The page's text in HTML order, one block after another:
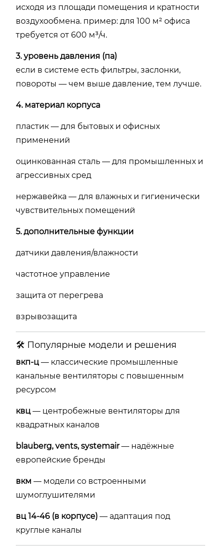
исходя из площади помещения и кратности
воздухообмена. пример: для 100 м² офиса
требуется от 600 м³/ч.
3. уровень давления (па)
если в системе есть фильтры, заслонки,
повороты — чем выше давление, тем лучше.
4. материал корпуса
пластик — для бытовых и офисных
применений
оцинкованная сталь — для промышленных и
агрессивных сред
нержавейка — для влажных и гигиенически
чувствительных помещений
5. дополнительные функции
датчики давления/влажности
частотное управление
защита от перегрева
взрывозащита
🛠 Популярные модели и решения
вкп-ц — классические промышленные
канальные вентиляторы с повышенным
ресурсом
квц — центробежные вентиляторы для
квадратных каналов
blauberg, vents, systemair— надёжные
европейские бренды
вкм — модели со встроенными
шумоглушителями
вц 14-46 (в корпусе) — адаптация под
круглые каналы